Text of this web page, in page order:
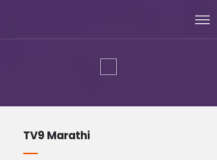
TV9 Marathi